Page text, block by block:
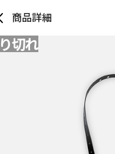
商品詳細
切れ